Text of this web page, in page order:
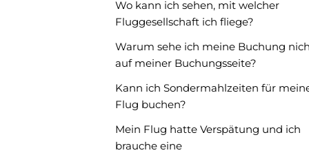
Wo kann ich sehen, mit welcher
Fluggesellschaft ich fliege?
Warum sehe ich meine Buchung
auf meiner Buchungsseite?
Kann ich Sondermahlzeiten für
Flug buchen?
Mein Flug hatte Verspätung und ich
brauche eine